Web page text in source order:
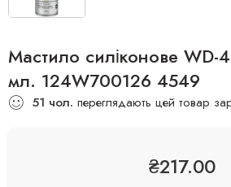
Мастило силіконове WD-
мл. 124W700126 4549
51 чол. переглядають цей товар
₴217.00